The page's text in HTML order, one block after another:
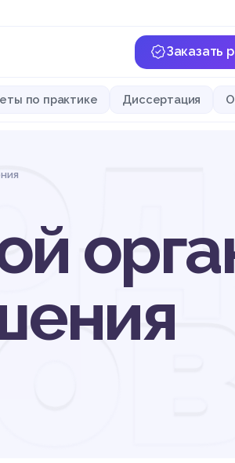
Заказать
по практике Диссертация